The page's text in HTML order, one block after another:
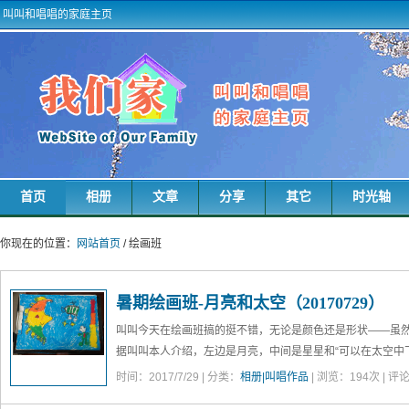
叫叫和唱唱的家庭主页
首页 相册 文章 分享 其它 时光轴
你现在的位置： 网站首页 / 绘画班
暑期绘画班-月亮和太空（20170729）
叫叫今天在绘画班搞的挺不错，无论是颜色还是形状——虽
据叫叫本人介绍，左边是月亮，中间是星星和“可以在太空
是小人。但是，叫叫没有介绍那根三色棒子是干嘛的，我个
时间：2017/7/29 | 分类： 相册|叫唱作品 | 浏览： 194次 | 评